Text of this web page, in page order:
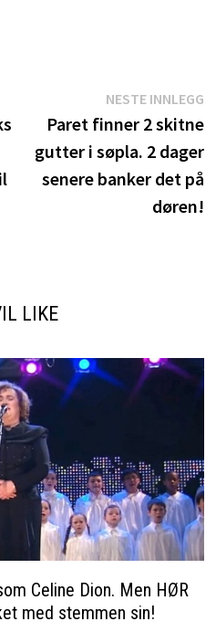
NESTE INNLEGG
Paret finner 2 skitne
gutter i søpla. 2 dager
senere banker det på
døren!
LIKE
Celine Dion. Men HØR
med stemmen sin!